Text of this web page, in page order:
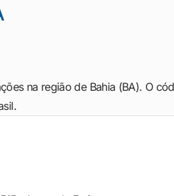
na região de Bahia (BA). O